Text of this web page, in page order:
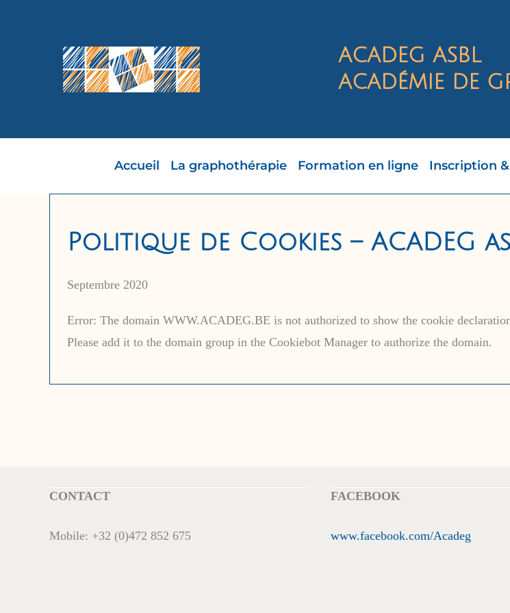
ACADEG ASBL
ACADÉMIE DE
Accueil La graphothérapie Formation en ligne Inscription
Politique de Cookies – ACADEG
Septembre 2020
Error: The domain WWW.ACADEG.BE is not authorized to show the cookie
Please add it to the domain group in the Cookiebot Manager to authorize the domain.
CONTACT
Mobile: +32 (0)472 852 675
FACEBOOK
www.facebook.com/Acadeg